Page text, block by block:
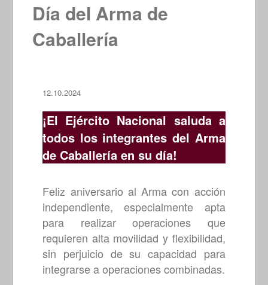
Día del Arma de
Caballería
12.10.2024
¡El Ejército Nacional saluda a
todos los integrantes del Arma
de Caballería en su día!
Feliz aniversario al Arma con acción
independiente, especialmente apta
para realizar operaciones que
requieren alta movilidad y flexibilidad,
sin perjuicio de su capacidad para
integrarse a operaciones combinadas.